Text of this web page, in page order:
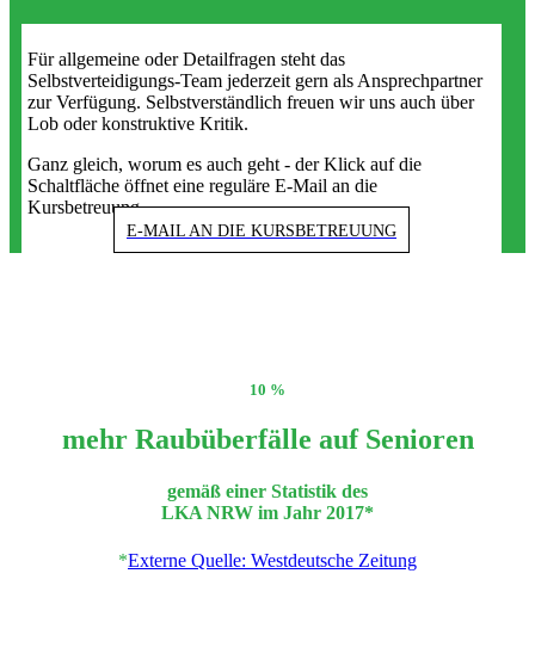
Für allgemeine oder Detailfragen steht das
Selbstverteidigungs-Team jederzeit gern als Ansprechpartner
zur Verfügung. Selbstverständlich freuen wir uns auch über
Lob oder konstruktive Kritik.
Ganz gleich, worum es auch geht - der Klick auf die
Schaltfläche öffnet eine reguläre E-Mail an die
Kursbetreuung.
E-MAIL AN DIE KURSBETREUUNG
10 %
mehr Raubüberfälle auf Senioren
gemäß einer Statistik des
LKA NRW im Jahr 2017*
*Externe Quelle: Westdeutsche Zeitung